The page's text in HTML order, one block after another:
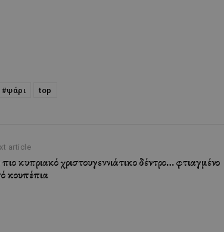
#ψάρι top
article
κυπριακό χριστουγεννιάτικο δέντρο… φτιαγμένο
κουπέπια